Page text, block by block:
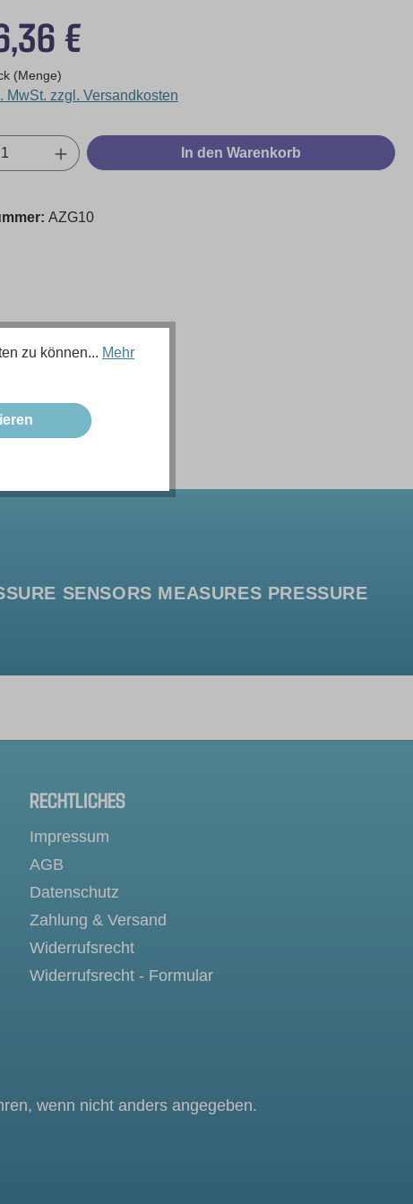
€
(Menge)
MwSt. zzgl. Versandkosten
Anzahl: Gib den gewünschten Wert ein
In den Warenkorb
AZG10
SENSORS MEASURES PRESSURE
RECHTLICHES
Impressum
AGB
Datenschutz
Zahlung & Versand
Widerrufsrecht
Widerrufsrecht - Formular
wenn nicht anders angegeben.
zu können... Mehr